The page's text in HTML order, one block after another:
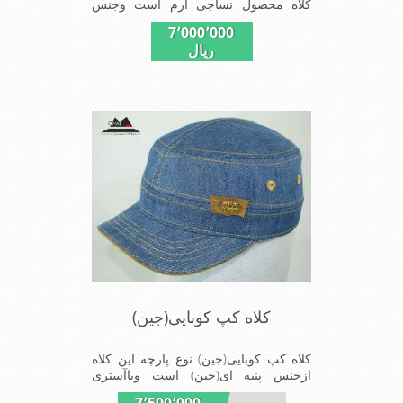
کلاه محصول نساجی ارم است وجنس
پارچه این کلاه ضخامت پالتو رادارامی
باشدشیک ومدروزسبک و راحت
7٬000٬000
ریال
کلاه کپ کوبایی(جین)
کلاه کپ کوبایی(جین) نوع پارچه این کلاه
ازجنس پنبه ای(جین) است وباآستری
تترون چهارخانه پیراهن و نقاب کوتاه که